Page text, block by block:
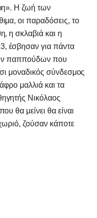
Η ζωή των
οι παραδόσεις, το
η σκλαβιά και η
έσβησαν για πάντα
των παππούδων που
μοναδικός σύνδεσμος
μαλλιά και τα
Νικόλαος
θα μείνει θα είναι
ζούσαν κάποτε